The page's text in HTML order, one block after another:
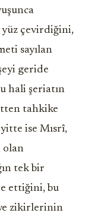
yüz çevirdiğini,
sayılan
geride
hali şeriatın
tahkike
ise Mısrî,
olan
tek bir
ettiğini, bu
zikirlerinin